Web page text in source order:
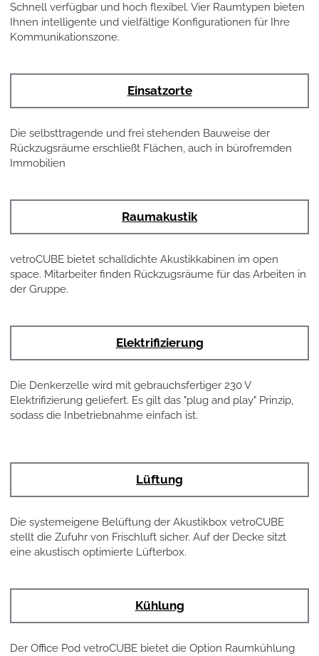
Schnell verfügbar und hoch flexibel. Vier Raumtypen bieten
Ihnen intelligente und vielfältige Konfigurationen für Ihre
Kommunikationszone.
Einsatzorte
Die selbsttragende und frei stehenden Bauweise der
Rückzugsräume erschließt Flächen, auch in bürofremden
Immobilien
Raumakustik
vetroCUBE bietet schalldichte Akustikkabinen im open
space. Mitarbeiter finden Rückzugsräume für das Arbeiten in
der Gruppe.
Elektrifizierung
Die Denkerzelle wird mit gebrauchsfertiger 230 V
Elektrifizierung geliefert. Es gilt das "plug and play" Prinzip,
sodass die Inbetriebnahme einfach ist.
Lüftung
Die systemeigene Belüftung der Akustikbox vetroCUBE
stellt die Zufuhr von Frischluft sicher. Auf der Decke sitzt
eine akustisch optimierte Lüfterbox.
Kühlung
Der Office Pod vetroCUBE bietet die Option Raumkühlung